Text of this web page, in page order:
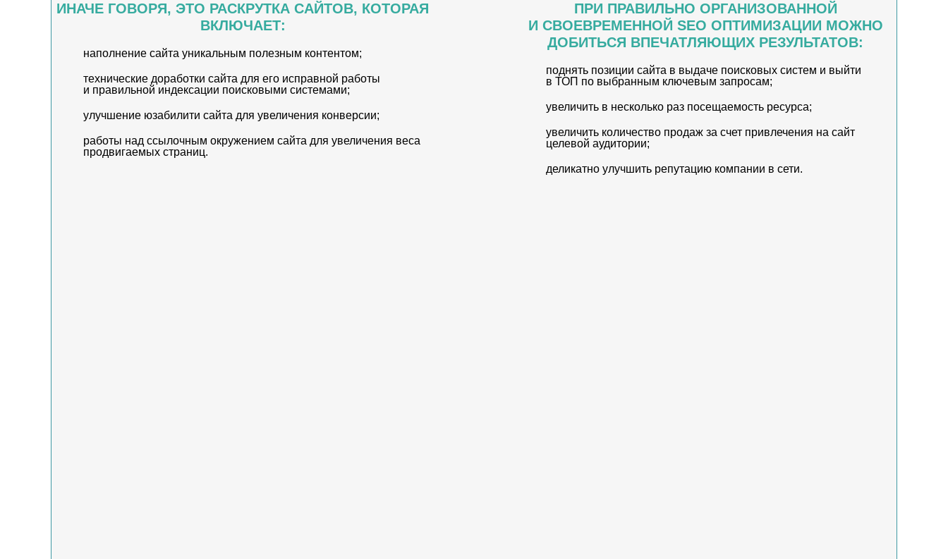
ИНАЧЕ ГОВОРЯ, ЭТО РАСКРУТКА САЙТОВ, КОТОРАЯ
ВКЛЮЧАЕТ:
наполнение сайта уникальным полезным контентом;
технические доработки сайта для его исправной работы
и правильной индексации поисковыми системами;
улучшение юзабилити сайта для увеличения конверсии;
работы над ссылочным окружением сайта для увеличения веса
продвигаемых страниц.
ПРИ ПРАВИЛЬНО ОРГАНИЗОВАННОЙ
И СВОЕВРЕМЕННОЙ SEO ОПТИМИЗАЦИИ МОЖНО
ДОБИТЬСЯ ВПЕЧАТЛЯЮЩИХ РЕЗУЛЬТАТОВ:
поднять позиции сайта в выдаче поисковых систем и выйти
в ТОП по выбранным ключевым запросам;
увеличить в несколько раз посещаемость ресурса;
увеличить количество продаж за счет привлечения на сайт
целевой аудитории;
деликатно улучшить репутацию компании в сети.